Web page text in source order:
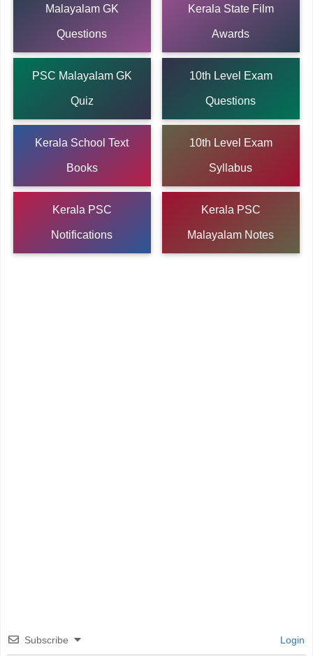
Malayalam GK
Questions
Kerala State Film
Awards
PSC Malayalam GK
Quiz
10th Level Exam
Questions
Kerala School Text
Books
10th Level Exam
Syllabus
Kerala PSC
Notifications
Kerala PSC
Malayalam Notes
Subscribe Login